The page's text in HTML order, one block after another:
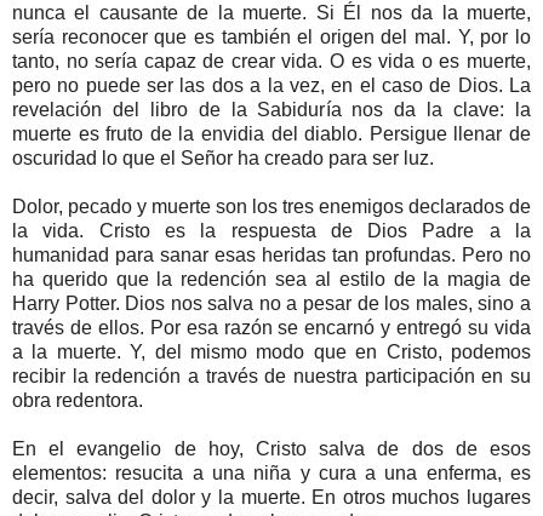
nunca el causante de la muerte. Si Él nos da la muerte,
sería reconocer que es también el origen del mal. Y, por lo
tanto, no sería capaz de crear vida. O es vida o es muerte,
pero no puede ser las dos a la vez, en el caso de Dios. La
revelación del libro de la Sabiduría nos da la clave: la
muerte es fruto de la envidia del diablo. Persigue llenar de
oscuridad lo que el Señor ha creado para ser luz.
Dolor, pecado y muerte son los tres enemigos declarados de
la vida. Cristo es la respuesta de Dios Padre a la
humanidad para sanar esas heridas tan profundas. Pero no
ha querido que la redención sea al estilo de la magia de
Harry Potter. Dios nos salva no a pesar de los males, sino a
través de ellos. Por esa razón se encarnó y entregó su vida
a la muerte. Y, del mismo modo que en Cristo, podemos
recibir la redención a través de nuestra participación en su
obra redentora.
En el evangelio de hoy, Cristo salva de dos de esos
elementos: resucita a una niña y cura a una enferma, es
decir, salva del dolor y la muerte. En otros muchos lugares